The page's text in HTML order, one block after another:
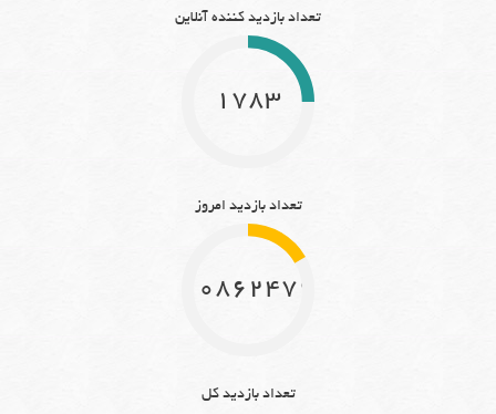
تعداد بازدید کننده آنلاین
1783
تعداد بازدید امروز
10862479
تعداد بازدید کل